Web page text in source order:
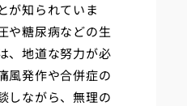
が知られていま
や糖尿病などの生
、地道な努力が必
風発作や合併症の
しながら、無理の